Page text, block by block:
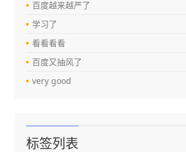
百度越来越严了
学习了
看看看看
百度又抽风了
very good
标签列表